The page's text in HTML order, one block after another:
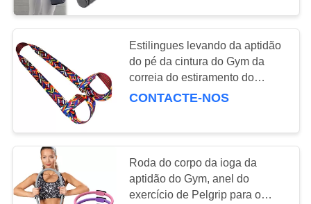
ORÇAMENTO
MAPA
PRIVACY
POLICY
Calças da ioga do
Gym
Estilingues levando da aptidão
do pé da cintura do Gym da
correia do estiramento do
esporte do corpo dos suportes
CONTACTE-NOS
Roda do corpo da ioga da
aptidão do Gym, anel do
exercício de Pelgrip para o